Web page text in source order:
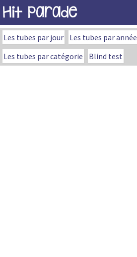
Hit Parade
Les tubes par jour Les tubes par année
Les tubes par catégorie
Blind test